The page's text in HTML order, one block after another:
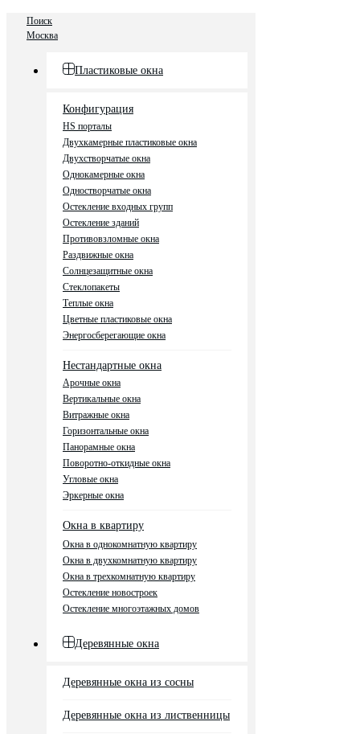
Поиск
Москва
Пластиковые окна
Конфигурация
HS порталы
Двухкамерные пластиковые окна
Двухстворчатые окна
Однокамерные окна
Одностворчатые окна
Остекление входных групп
Остекление зданий
Противовзломные окна
Раздвижные окна
Солнцезащитные окна
Стеклопакеты
Теплые окна
Цветные пластиковые окна
Энергосберегающие окна
Нестандартные окна
Арочные окна
Вертикальные окна
Витражные окна
Горизонтальные окна
Панорамные окна
Поворотно-откидные окна
Угловые окна
Эркерные окна
Окна в квартиру
Окна в однокомнатную квартиру
Окна в двухкомнатную квартиру
Окна в трехкомнатную квартиру
Остекление новостроек
Остекление многоэтажных домов
Деревянные окна
Деревянные окна из сосны
Деревянные окна из лиственницы